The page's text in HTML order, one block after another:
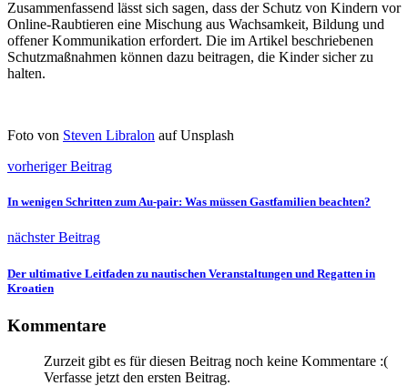
Zusammenfassend lässt sich sagen, dass der Schutz von Kindern vor
Online-Raubtieren eine Mischung aus Wachsamkeit, Bildung und
offener Kommunikation erfordert. Die im Artikel beschriebenen
Schutzmaßnahmen können dazu beitragen, die Kinder sicher zu
halten.
Foto von Steven Libralon auf Unsplash
vorheriger Beitrag
In wenigen Schritten zum Au-pair: Was müssen Gastfamilien beachten?
nächster Beitrag
Der ultimative Leitfaden zu nautischen Veranstaltungen und Regatten in
Kroatien
Kommentare
Zurzeit gibt es für diesen Beitrag noch keine Kommentare :(
Verfasse jetzt den ersten Beitrag.